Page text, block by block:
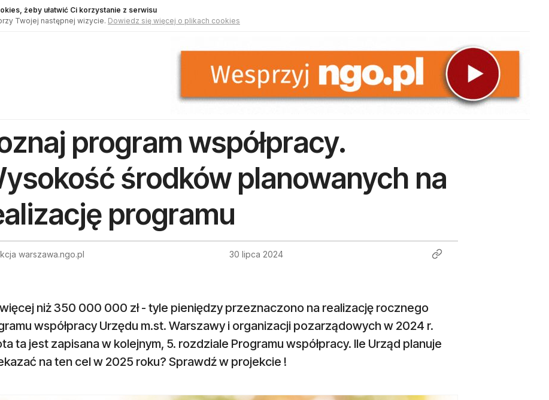
żeby ułatwić Ci korzystanie z serwisu
Twojej następnej wizycie. Dowiedz się więcej o plikach cookies
program współpracy.
środków planowanych na
programu
warszawa.ngo.pl 30 lipca 2024
niż 350 000 000 zł - tyle pieniędzy przeznaczono na realizację rocznego
współpracy Urzędu m.st. Warszawy i organizacji pozarządowych w 2024 r.
ta jest zapisana w kolejnym, 5. rozdziale Programu współpracy. Ile Urząd planuje
na ten cel w 2025 roku? Sprawdź w projekcie !